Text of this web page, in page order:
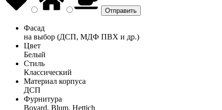
Фасад
на выбор (ДСП, МДФ ПВХ и др.)
Цвет
Белый
Стиль
Классический
Материал корпуса
ДСП
Фурнитура
Boyard, Blum, Hettich